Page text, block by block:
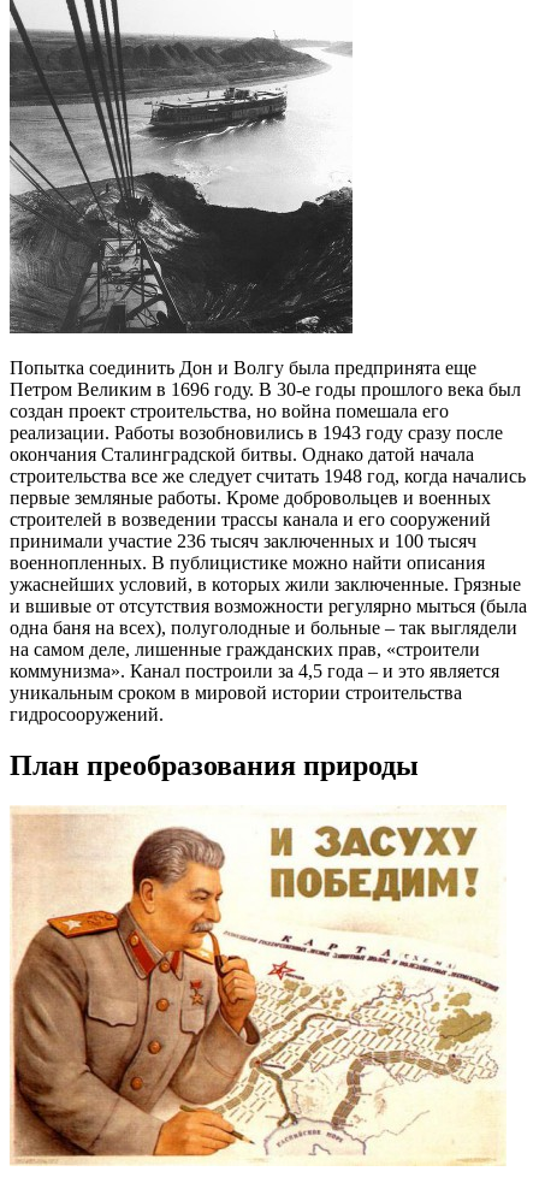
Попытка соединить Дон и Волгу была предпринята еще
Петром Великим в 1696 году. В 30-е годы прошлого века был
создан проект строительства, но война помешала его
реализации. Работы возобновились в 1943 году сразу после
окончания Сталинградской битвы. Однако датой начала
строительства все же следует считать 1948 год, когда начались
первые земляные работы. Кроме добровольцев и военных
строителей в возведении трассы канала и его сооружений
принимали участие 236 тысяч заключенных и 100 тысяч
военнопленных. В публицистике можно найти описания
ужаснейших условий, в которых жили заключенные. Грязные
и вшивые от отсутствия возможности регулярно мыться (была
одна баня на всех), полуголодные и больные – так выглядели
на самом деле, лишенные гражданских прав, «строители
коммунизма». Канал построили за 4,5 года – и это является
уникальным сроком в мировой истории строительства
гидросооружений.
План преобразования природы